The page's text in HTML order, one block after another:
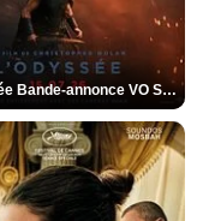
L'Odyssée Bande-annonce VO STFR